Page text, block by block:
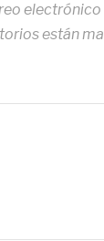
electrónico
están